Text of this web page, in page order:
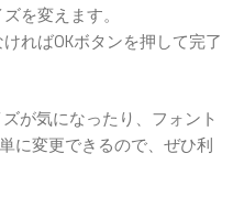
を変えます。
ればOKボタンを押して完了
が気になったり、フォント
に変更できるので、ぜひ利